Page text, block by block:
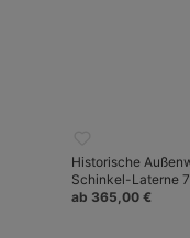
Historische
Schinkel-Laterne
ab 365,00 €